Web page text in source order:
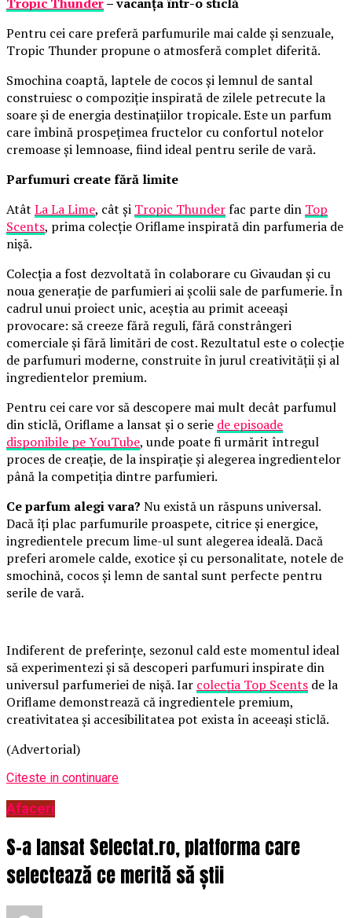
Pentru cei care preferă parfumurile mai calde și senzuale,
Tropic Thunder propune o atmosferă complet diferită.
Smochina coaptă, laptele de cocos și lemnul de santal
construiesc o compoziție inspirată de zilele petrecute la
soare și de energia destinațiilor tropicale. Este un parfum
care îmbină prospețimea fructelor cu confortul notelor
cremoase și lemnoase, fiind ideal pentru serile de vară.
Parfumuri create fără limite
Atât La La Lime, cât și Tropic Thunderfac parte din Top
Scents, prima colecție Oriflame inspirată din parfumeria de
nișă.
Colecția a fost dezvoltată în colaborare cu Givaudan și cu
noua generație de parfumieri ai școlii sale de parfumerie. În
cadrul unui proiect unic, aceștia au primit aceeași
provocare: să creeze fără reguli, fără constrângeri
comerciale și fără limitări de cost. Rezultatul este o colecție
de parfumuri moderne, construite în jurul creativității și al
ingredientelor premium.
Pentru cei care vor să descopere mai mult decât parfumul
din sticlă, Oriflame a lansat și o serie de episoade
disponibile pe YouTube, unde poate fi urmărit întregul
proces de creație, de la inspirație și alegerea ingredientelor
până la competiția dintre parfumieri.
Ce parfum alegi vara? Nu există un răspuns universal.
Dacă îți plac parfumurile proaspete, citrice și energice,
ingredientele precum lime-ul sunt alegerea ideală. Dacă
preferi aromele calde, exotice și cu personalitate, notele de
smochină, cocos și lemn de santal sunt perfecte pentru
serile de vară.
Indiferent de preferințe, sezonul cald este momentul ideal
să experimentezi și să descoperi parfumuri inspirate din
universul parfumeriei de nișă. Iar colecția Top Scents de la
Oriflame demonstrează că ingredientele premium,
creativitatea și accesibilitatea pot exista în aceeași sticlă.
(Advertorial)
Citeste in continuare
Afaceri
S-a lansat Selectat.ro, platforma care
selectează ce merită să știi